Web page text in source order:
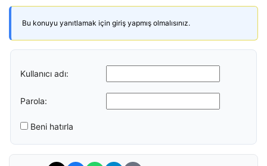
Bu konuyu yanıtlamak için giriş yapmış olmalısınız.
Kullanıcı adı:
Parola:
Beni hatırla